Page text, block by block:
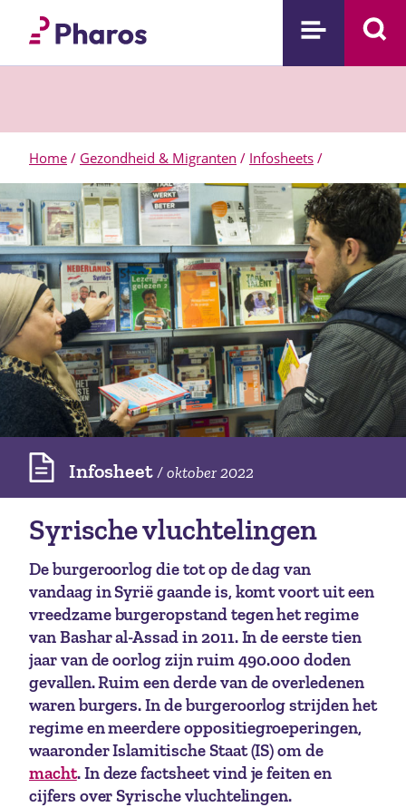
Home / Gezondheid & Migranten / Infosheets /
Infosheet/ oktober 2022
Syrische vluchtelingen
De burgeroorlog die tot op de dag van
vandaag in Syrië gaande is, komt voort uit een
vreedzame burgeropstand tegen het regime
van Bashar al-Assad in 2011. In de eerste tien
jaar van de oorlog zijn ruim 490.000 doden
gevallen. Ruim een derde van de overledenen
waren burgers. In de burgeroorlog strijden het
regime en meerdere oppositiegroeperingen,
waaronder Islamitische Staat (IS) om de
macht. In deze factsheet vind je feiten en
cijfers over Syrische vluchtelingen.